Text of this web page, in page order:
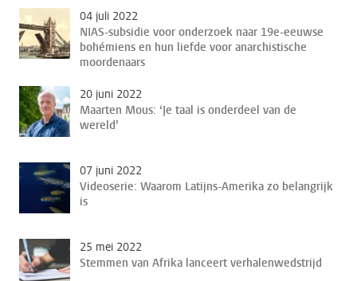
04 juli 2022
NIAS-subsidie voor onderzoek naar 19e-eeuwse
bohémiens en hun liefde voor anarchistische
moordenaars
20 juni 2022
Maarten Mous: ‘Je taal is onderdeel van de
wereld’
07 juni 2022
Videoserie: Waarom Latijns-Amerika zo belangrijk
is
25 mei 2022
Stemmen van Afrika lanceert verhalenwedstrijd